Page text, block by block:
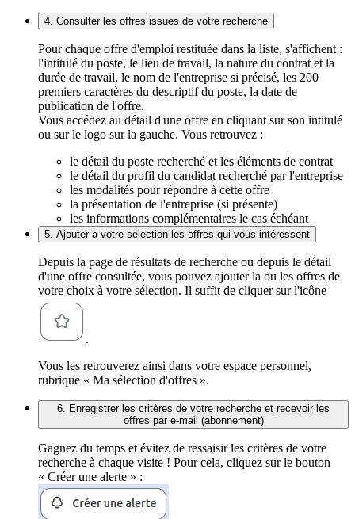
4. Consulter les offres issues de votre recherche
Pour chaque offre d'emploi restituée dans la liste, s'affichent :
l'intitulé du poste, le lieu de travail, la nature du contrat et la
durée de travail, le nom de l'entreprise si précisé, les 200
premiers caractères du descriptif du poste, la date de
publication de l'offre.
Vous accédez au détail d'une offre en cliquant sur son intitulé
ou sur le logo sur la gauche. Vous retrouvez :
le détail du poste recherché et les éléments de contrat
le détail du profil du candidat recherché par l'entreprise
les modalités pour répondre à cette offre
la présentation de l'entreprise (si présente)
les informations complémentaires le cas échéant
5. Ajouter à votre sélection les offres qui vous intéressent
Depuis la page de résultats de recherche ou depuis le détail
d'une offre consultée, vous pouvez ajouter la ou les offres de
votre choix à votre sélection. Il suffit de cliquer sur l'icône
.
Vous les retrouverez ainsi dans votre espace personnel,
rubrique « Ma sélection d'offres ».
6. Enregistrer les critères de votre recherche et recevoir les
offres par e-mail (abonnement)
Gagnez du temps et évitez de ressaisir les critères de votre
recherche à chaque visite ! Pour cela, cliquez sur le bouton
« Créer une alerte » :